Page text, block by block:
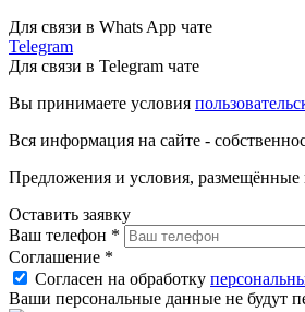
Для связи в Whats App чате
Telegram
Для связи в Telegram чате
Вы принимаете условия
Вся информация на сайте -
Предложения и условия, размещённые
Оставить заявку
Ваш телефон *
Соглашение *
Согласен на обработку
Ваши персональные данные не будут